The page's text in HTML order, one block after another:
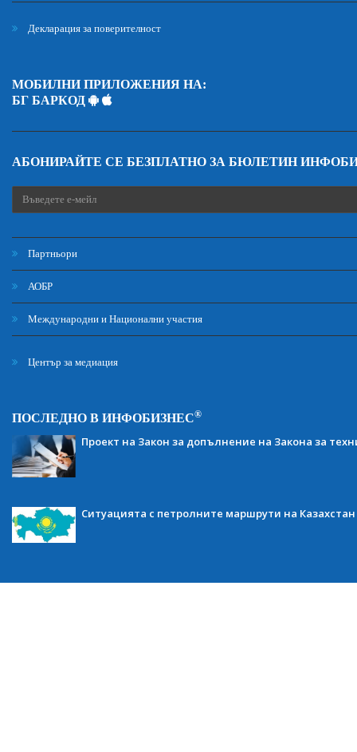
Декларация за поверителност
МОБИЛНИ ПРИЛОЖЕНИЯ НА:
БГ БАРКОД
АБОНИРАЙТЕ СЕ БЕЗПЛАТНО ЗА БЮЛЕТИН
Партньори
АОБР
Международни и Национални участия
Център за медиация
ПОСЛЕДНО В ИНФОБИЗНЕС®
Проект на Закон за допълнение на Закона за
Ситуацията с петролните маршрути на Казахстан